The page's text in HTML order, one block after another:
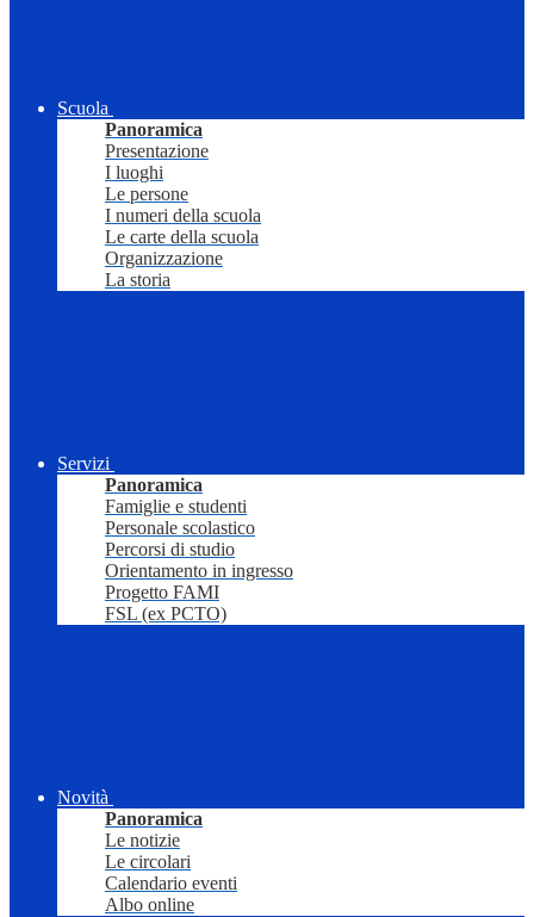
Scuola
Panoramica
Presentazione
I luoghi
Le persone
I numeri della scuola
Le carte della scuola
Organizzazione
La storia
Servizi
Panoramica
Famiglie e studenti
Personale scolastico
Percorsi di studio
Orientamento in ingresso
Progetto FAMI
FSL (ex PCTO)
Novità
Panoramica
Le notizie
Le circolari
Calendario eventi
Albo online